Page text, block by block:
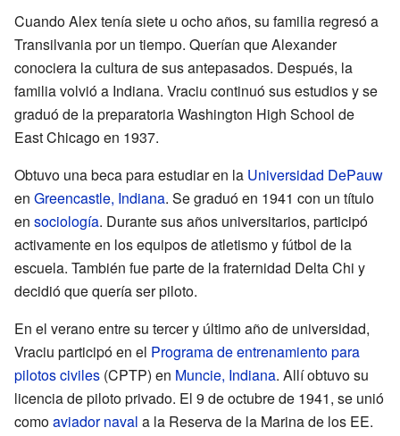
Cuando Alex tenía siete u ocho años, su familia regresó a
Transilvania por un tiempo. Querían que Alexander
conociera la cultura de sus antepasados. Después, la
familia volvió a Indiana. Vraciu continuó sus estudios y se
graduó de la preparatoria Washington High School de
East Chicago en 1937.
Obtuvo una beca para estudiar en la Universidad DePauw
en Greencastle, Indiana. Se graduó en 1941 con un título
en sociología. Durante sus años universitarios, participó
activamente en los equipos de atletismo y fútbol de la
escuela. También fue parte de la fraternidad Delta Chi y
decidió que quería ser piloto.
En el verano entre su tercer y último año de universidad,
Vraciu participó en el Programa de entrenamiento para
pilotos civiles (CPTP) en Muncie, Indiana. Allí obtuvo su
licencia de piloto privado. El 9 de octubre de 1941, se unió
comoaviador naval a la Reserva de la Marina de los EE.